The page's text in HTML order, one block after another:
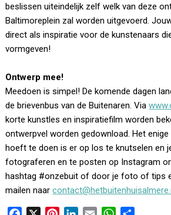
beslissen uiteindelijk zelf welk van deze
Baltimoreplein zal worden uitgevoerd.
direct als inspiratie voor de kunstenaars
vormgeven!
Ontwerp mee!
Meedoen is simpel! De komende dagen
de brievenbus van de Buitenaren. Via
korte kunstles en inspiratiefilm worden
ontwerpvel worden gedownload. Het
hoeft te doen is er op los te knutselen en
fotograferen en te posten op Instagram
hashtag #onzebuit of door je foto of tips
mailen naar